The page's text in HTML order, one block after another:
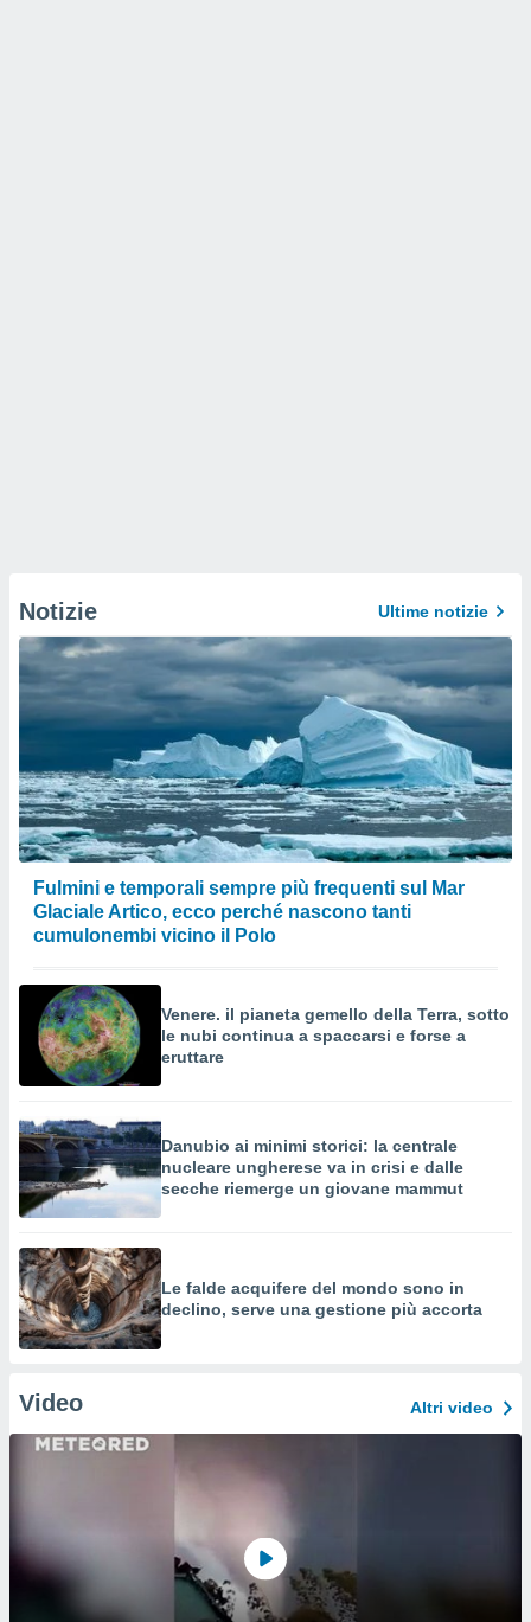
Notizie Ultime notizie
Fulmini e temporali sempre più frequenti sul Mar
Glaciale Artico, ecco perché nascono tanti
cumulonembi vicino il Polo
Venere. il pianeta gemello della Terra, sotto
le nubi continua a spaccarsi e forse a
eruttare
Danubio ai minimi storici: la centrale
nucleare ungherese va in crisi e dalle
secche riemerge un giovane mammut
Le falde acquifere del mondo sono in
declino, serve una gestione più accorta
Video Altri video